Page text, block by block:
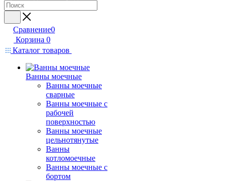
Сравнение0
Корзина 0
Каталог товаров
Ванны моечные
Ванны моечные
сварные
Ванны моечные с
рабочей
поверхностью
Ванны моечные
цельнотянутые
Ванны
котломоечные
Ванны моечные с
бортом